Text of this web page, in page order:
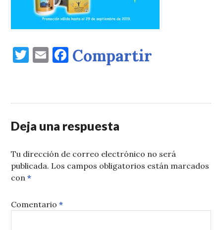
Twitter
EmailFacebook
Compartir
Deja una respuesta
Tu dirección de correo electrónico no será
publicada. Los campos obligatorios están marcados
con*
Comentario*